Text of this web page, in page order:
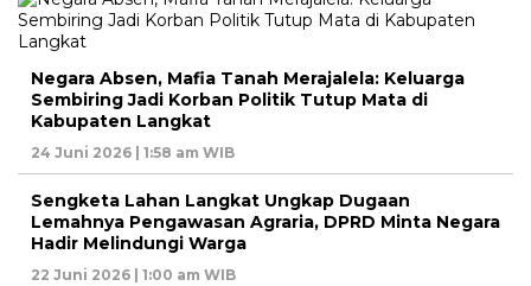
Negara Absen, Mafia Tanah Merajalela: Keluarga
Sembiring Jadi Korban Politik Tutup Mata di
Kabupaten Langkat
24 Juni 2026 | 1:58 am WIB
Sengketa Lahan Langkat Ungkap Dugaan
Lemahnya Pengawasan Agraria, DPRD Minta Negara
Hadir Melindungi Warga
22 Juni 2026 | 1:00 am WIB